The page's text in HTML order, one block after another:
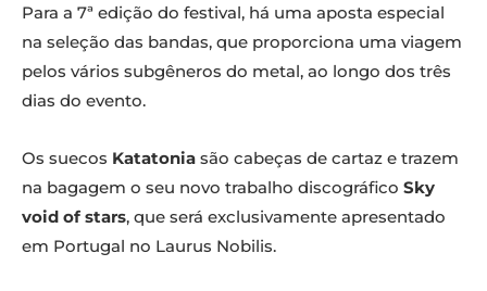
Para a 7ª edição do festival, há uma aposta especial
na seleção das bandas, que proporciona uma viagem
pelos vários subgêneros do metal, ao longo dos três
dias do evento.
Os suecos Katatonia são cabeças de cartaz e trazem
na bagagem o seu novo trabalho discográfico Sky
void of stars, que será exclusivamente apresentado
em Portugal no Laurus Nobilis.